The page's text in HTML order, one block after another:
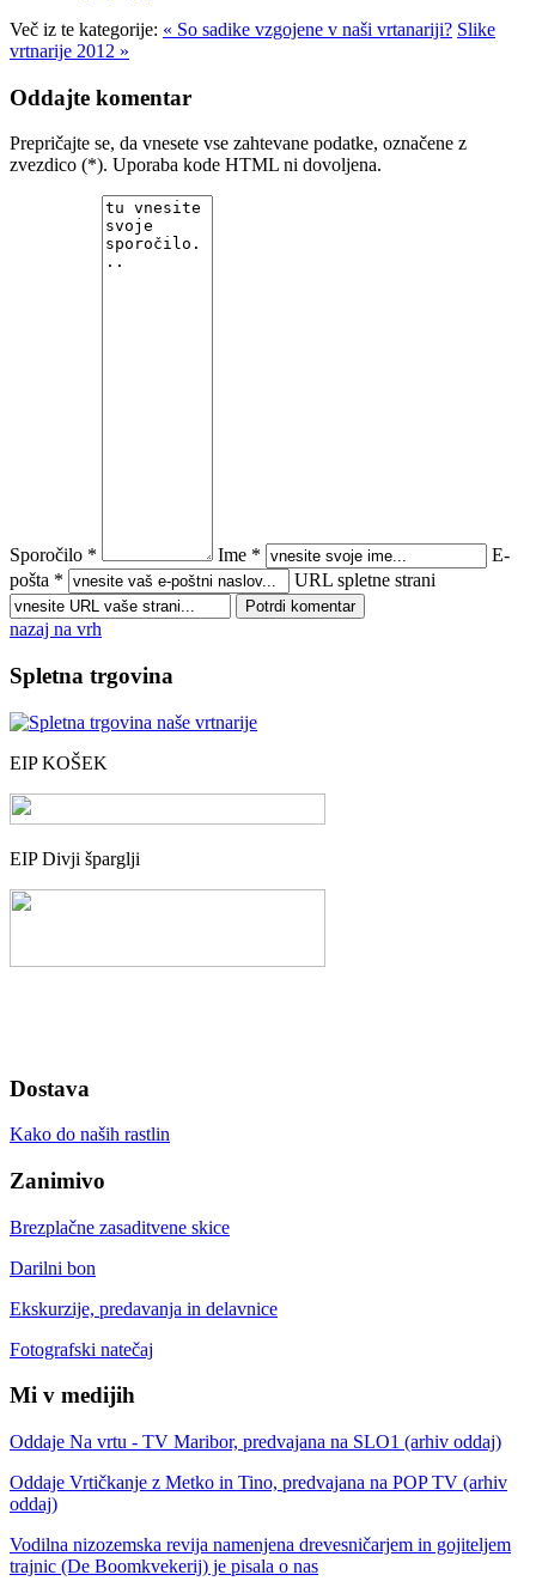
Več iz te kategorije: « So sadike vzgojene v naši vrtanariji? Slike
vrtnarije 2012 »
Oddajte komentar
Prepričajte se, da vnesete vse zahtevane podatke, označene z
zvezdico (*). Uporaba kode HTML ni dovoljena.
Sporočilo * Ime *
E-
pošta *
URL spletne strani
nazaj na vrh
Spletna trgovina
EIP KOŠEK
EIP Divji šparglji
Dostava
Kako do naših rastlin
Zanimivo
Brezplačne zasaditvene skice
Darilni bon
Ekskurzije, predavanja in delavnice
Fotografski natečaj
Mi v medijih
Oddaje Na vrtu - TV Maribor, predvajana na SLO1 (arhiv oddaj)
Oddaje Vrtičkanje z Metko in Tino, predvajana na POP TV (arhiv
oddaj)
Vodilna nizozemska revija namenjena drevesničarjem in gojiteljem
trajnic (De Boomkvekerij) je pisala o nas